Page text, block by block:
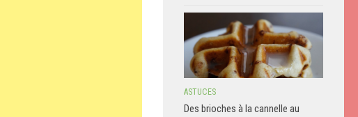
ASTUCES
Des brioches à la cannelle au